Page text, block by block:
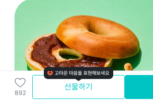
892
선물하기